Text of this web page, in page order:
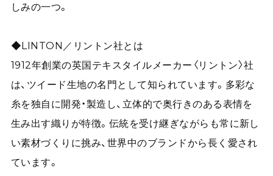
しみの一つ。
◆LINTON／リントン社とは
1912年創業の英国テキスタイルメーカー〈リントン〉社
は、ツイード生地の名門として知られています。多彩な
糸を独自に開発・製造し、立体的で奥行きのある表情を
生み出す織りが特徴。伝統を受け継ぎながらも常に新し
い素材づくりに挑み、世界中のブランドから長く愛され
ています。